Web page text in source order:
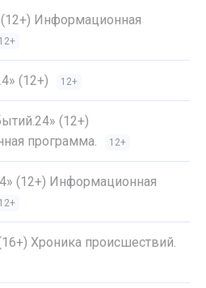
(12+) Информационная
12+
(12+) 12+
(12+)
программа.
12+
(12+) Информационная
12+
Хроника происшествий.